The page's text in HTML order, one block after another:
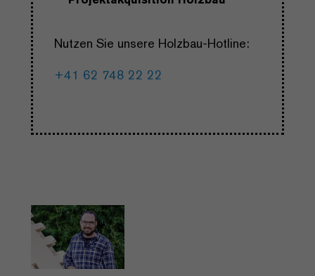
Nutzen Sie unsere Holzbau-Hotline:
+41 62 748 22 22